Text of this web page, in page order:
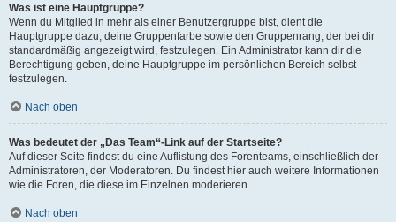
Was ist eine Hauptgruppe?
Wenn du Mitglied in mehr als einer Benutzergruppe bist, dient die
Hauptgruppe dazu, deine Gruppenfarbe sowie den Gruppenrang, der bei dir
standardmäßig angezeigt wird, festzulegen. Ein Administrator kann dir die
Berechtigung geben, deine Hauptgruppe im persönlichen Bereich selbst
festzulegen.
Nach oben
Was bedeutet der „Das Team“-Link auf der Startseite?
Auf dieser Seite findest du eine Auflistung des Forenteams, einschließlich der
Administratoren, der Moderatoren. Du findest hier auch weitere Informationen
wie die Foren, die diese im Einzelnen moderieren.
Nach oben